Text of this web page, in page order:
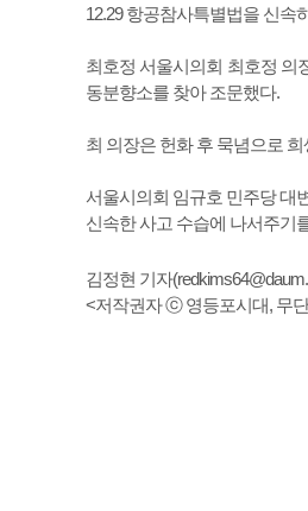
12.29 항공참사특별법을 신속
최호정 서울시의회 최호정 의
동분향소를 찾아 조문했다.
최 의장은 헌화 후 묵념으로
서울시의회 임규호 민주당 대
신속한 사고 수습에 나서주기
김정현 기자(
<저작권자 ⓒ 영등포시대, 무